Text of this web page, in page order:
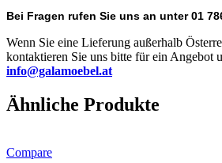
Bei Fragen rufen Sie uns an unter 01
Wenn Sie eine Lieferung außerhalb
kontaktieren Sie uns bitte für ein Angebot
info@galamoebel.at
Ähnliche Produkte
Compare